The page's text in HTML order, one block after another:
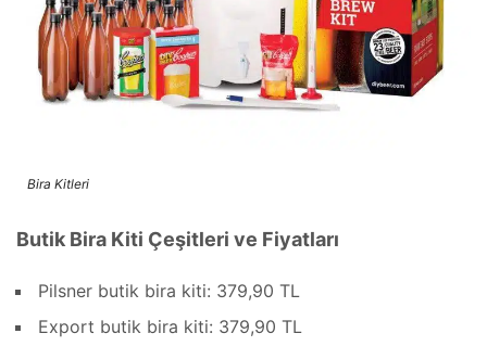
Bira Kitleri
Butik Bira Kiti Çeşitleri ve Fiyatları
Pilsner butik bira kiti: 379,90 TL
Export butik bira kiti: 379,90 TL